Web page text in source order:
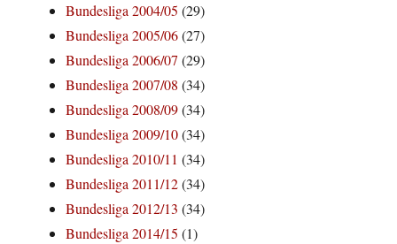
Bundesliga 2004/05 (29)
Bundesliga 2005/06(27)
Bundesliga 2006/07 (29)
Bundesliga 2007/08 (34)
Bundesliga 2008/09(34)
Bundesliga 2009/10(34)
Bundesliga 2010/11 (34)
Bundesliga 2011/12(34)
Bundesliga 2012/13 (34)
Bundesliga 2014/15 (1)